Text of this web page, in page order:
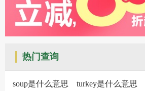
热门查询
soup是什么意思 turkey是什么意思